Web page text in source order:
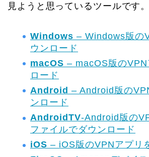
見ようと思っているツールです。
Windows – Windows版の
ウンロード
macOS – macOS版の
ロード
Android – Android版の
ンロード
AndroidTV-Android版の
ファイルでダウンロード
iOS – iOS版のVPNアプリ